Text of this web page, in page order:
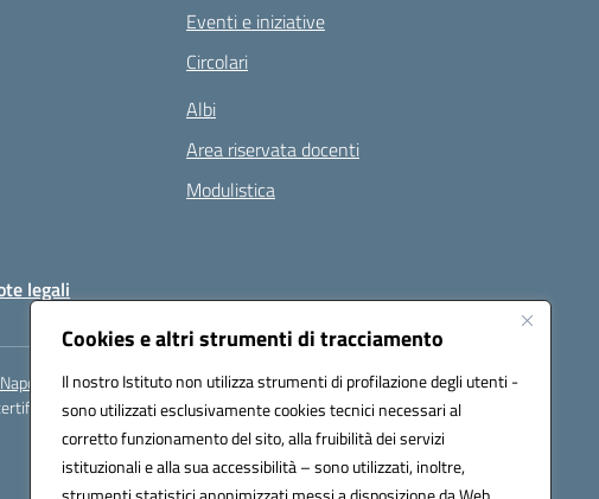
Cookies e altri strumenti di tracciamento
Il nostro Istituto non utilizza strumenti di profilazione degli utenti -
sono utilizzati esclusivamente cookies tecnici necessari al
corretto funzionamento del sito, alla fruibilità dei servizi
istituzionali e alla sua accessibilità – sono utilizzati, inoltre,
Eventi e iniziative
Circolari
Albi
Area riservata docenti
Modulistica
legali
(PEC):naee32300a@pec.istruzione.it